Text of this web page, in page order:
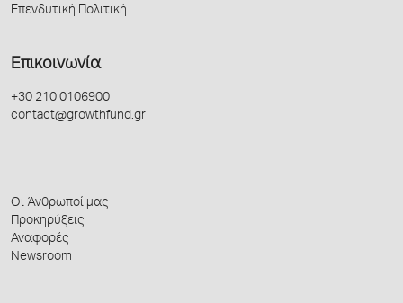
Επενδυτική Πολιτική
Επικοινωνία
+30 210 0106900
contact@growthfund.gr
Οι Άνθρωποί μας
Προκηρύξεις
Αναφορές
Newsroom